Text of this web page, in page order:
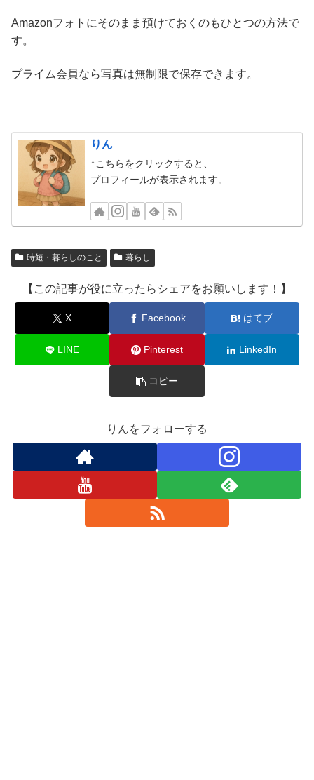
Amazonフォトにそのまま預けておくのもひとつの方法で
す。
プライム会員なら写真は無制限で保存できます。
りん
↑こちらをクリックすると、
プロフィールが表示されます。
時短・暮らしのこと 暮らし
【この記事が役に立ったらシェアをお願いします！】
X Facebook はてブ
LINE Pinterest LinkedIn
コピー
りんをフォローする